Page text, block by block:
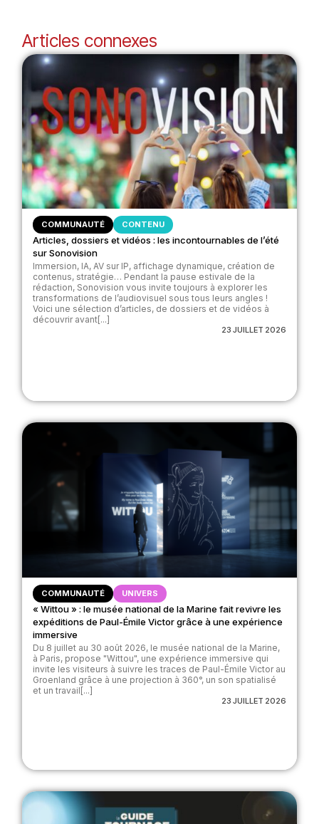
Articles connexes
COMMUNAUTÉ CONTENU
Articles, dossiers et vidéos : les incontournables de l’été
sur Sonovision
Immersion, IA, AV sur IP, affichage dynamique, création de
contenus, stratégie… Pendant la pause estivale de la
rédaction, Sonovision vous invite toujours à explorer les
transformations de l’audiovisuel sous tous leurs angles !
Voici une sélection d’articles, de dossiers et de vidéos à
découvrir avant[...]
23 JUILLET 2026
COMMUNAUTÉ UNIVERS
« Wittou » : le musée national de la Marine fait revivre les
expéditions de Paul-Émile Victor grâce à une expérience
immersive
Du 8 juillet au 30 août 2026, le musée national de la Marine,
à Paris, propose "Wittou", une expérience immersive qui
invite les visiteurs à suivre les traces de Paul-Émile Victor au
Groenland grâce à une projection à 360°, un son spatialisé
et un travail[...]
23 JUILLET 2026